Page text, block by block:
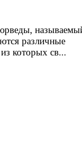
различные
которых св...